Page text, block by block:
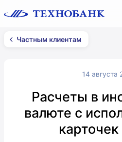
Частным клиентам
14 августа
Расчеты в
валюте с